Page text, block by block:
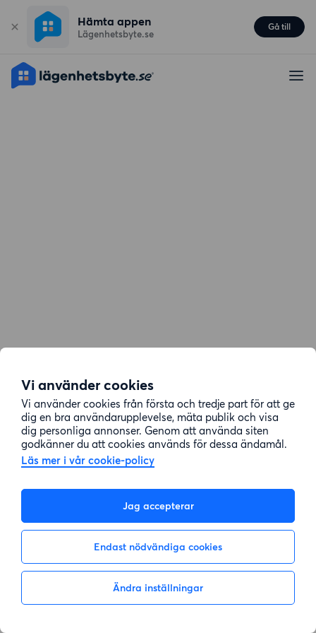
Vi använder cookies
Vi använder cookies från första och tredje part för att ge
dig en bra användarupplevelse, mäta publik och visa
dig personliga annonser. Genom att använda siten
godkänner du att cookies används för dessa ändamål.
Läs mer i vår cookie-policy
Jag accepterar
Endast nödvändiga cookies
Ändra inställningar
Hämta appen
Lägenhetsbyte.se
Gå till